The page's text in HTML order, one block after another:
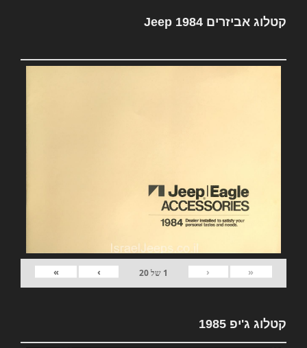
קטלוג אביזרים Jeep 1984
«
‹
1 של20
›
»
קטלוג ג'יפ 1985